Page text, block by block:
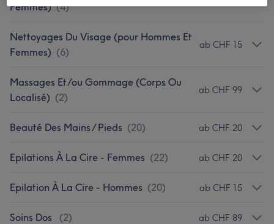
Femmes) (4)
Nettoyages Du Visage (pour Hommes Et
Femmes) (6)
ab CHF 15
Massages Et/ou Gommage (Corps Ou
Localisé) (2)
ab CHF 99
Beauté Des Mains / Pieds (20) ab CHF 20
Epilations À La Cire - Femmes (22) ab CHF 20
Epilation À La Cire - Hommes (20) ab CHF 15
Soins Dos (2) ab CHF 89